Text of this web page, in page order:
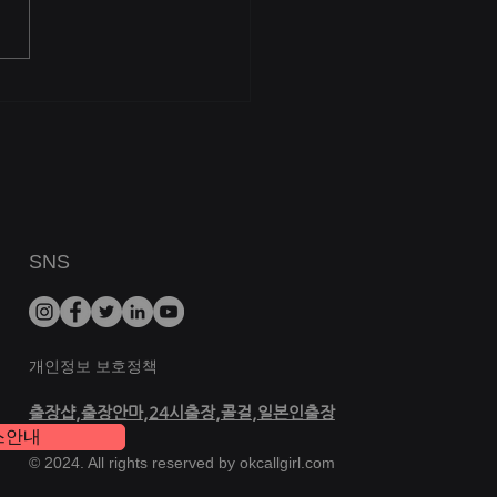
시는 코스프레 복장도 가능
안내
SNS
개인정보 보호정책
출장샵,출장안마,24시출장,콜걸,일본인출장
© 2024. All rights reserved by okcallgirl.com